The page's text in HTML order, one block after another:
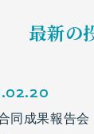
最新の
同成果報告会